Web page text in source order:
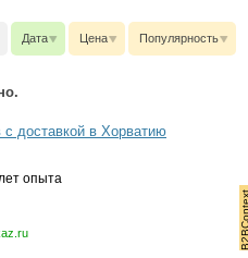
Дата Цена Популярность
с доставкой в Хорватию
опыта